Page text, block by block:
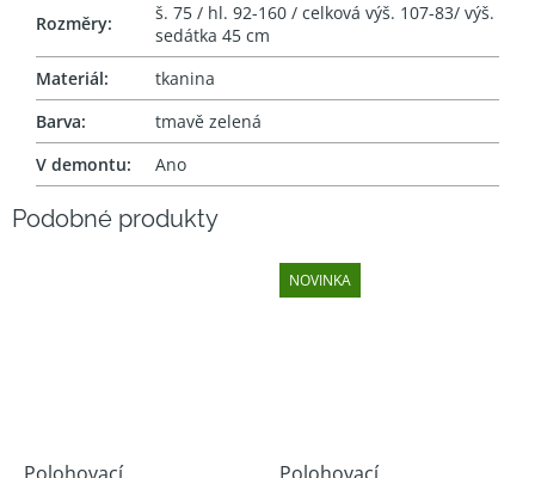
Rozměry:
š. 75 / hl. 92-160 / celková výš. 107-83/ výš.
sedátka 45 cm
Materiál:
tkanina
Barva:
tmavě zelená
V demontu: Ano
NOVINKA